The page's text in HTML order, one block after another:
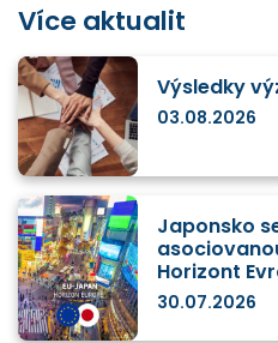
Více aktualit
Výsledky
03.08.2026
Japonsko
Horizont
30.07.2026